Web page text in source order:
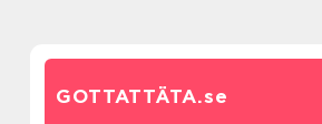
GOTTATTÄTA.se